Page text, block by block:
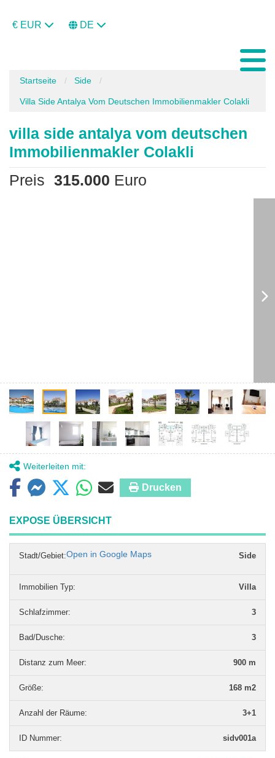
€ EUR DE
Startseite Side
Villa Side Antalya Vom Deutschen Immobilienmakler Colakli
villa side antalya vom deutschen
Immobilienmakler Colakli
Preis 315.000 Euro
Weiterleiten mit:
Drucken
EXPOSE ÜBERSICHT
Stadt/Gebiet: Side
Open in Google Maps
Immobilien Typ: Villa
Schlafzimmer: 3
Bad/Dusche: 3
Distanz zum Meer: 900 m
Grö­ße: 168 m2
Anzahl der Räume: 3+1
ID Nummer: sidv001a